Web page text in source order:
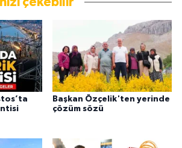
Başkan Özçelik'ten yerinde
çözüm sözü